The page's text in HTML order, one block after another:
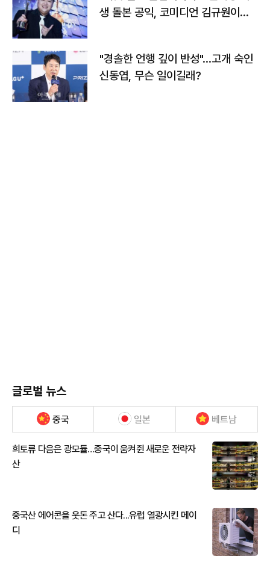
생 돌본 공익, 코미디언 김규원이었
"경솔한 언행 깊이 반성"…고개 숙인
신동엽, 무슨 일이길래?
글로벌 뉴스
중국 일본 베트남
희토류 다음은 광모듈…중국이 움켜쥔 새로운 전략자
산
중국산 에어콘을 웃돈 주고 산다...유럽 열광시킨 메이
디